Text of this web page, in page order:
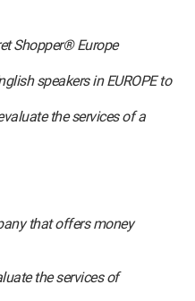
Shopper® Europe
speakers in EUROPE to
the services of a
that offers money
the services of